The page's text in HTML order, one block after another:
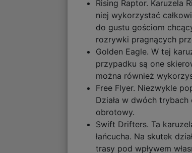
Rising Raptor. Karuzela
niej wykorzystać
do gustu gościom
rozrywki pragnących
Golden Eagle. W tej
przypadku są one
można również
Free Flyer. Niezwykle
Działa w dwóch
obrotowy.
Swift Drifters. Ta
łańcucha. Na skutek
trasy pod wpływem